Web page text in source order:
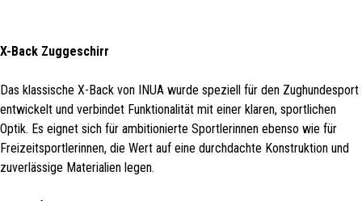
X-Back Zuggeschirr
Das klassische X-Back von INUA wurde speziell für den Zughundesport
entwickelt und verbindet Funktionalität mit einer klaren, sportlichen
Optik. Es eignet sich für ambitionierte Sportlerinnen ebenso wie für
Freizeitsportlerinnen, die Wert auf eine durchdachte Konstruktion und
zuverlässige Materialien legen.